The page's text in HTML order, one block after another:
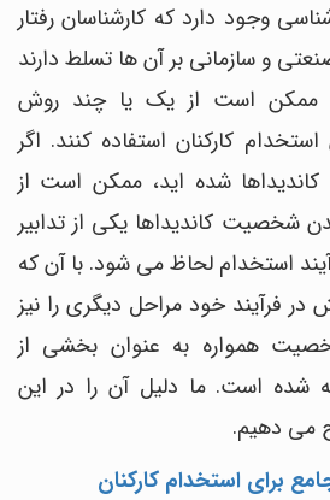
وجود دارد که کارشناسان رفتار
و سازمانی بر آن ها تسلط دارند
ممکن است از یک یا چند روش
کارکنان استفاده کنند. اگر
کاندیداها شده اید، ممکن است از
شخصیت کاندیداها یکی از تدابیر
استخدام لحاظ می شود. با آن که
فرآیند خود مراحل دیگری را نیز
همواره به عنوان بخشی از
شده است. ما دلیل آن را در این
می دهیم.
برای استخدام کارکنان